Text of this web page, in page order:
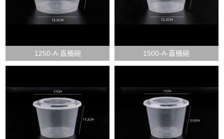
1250-A-直桶碗 1500-A-直桶碗